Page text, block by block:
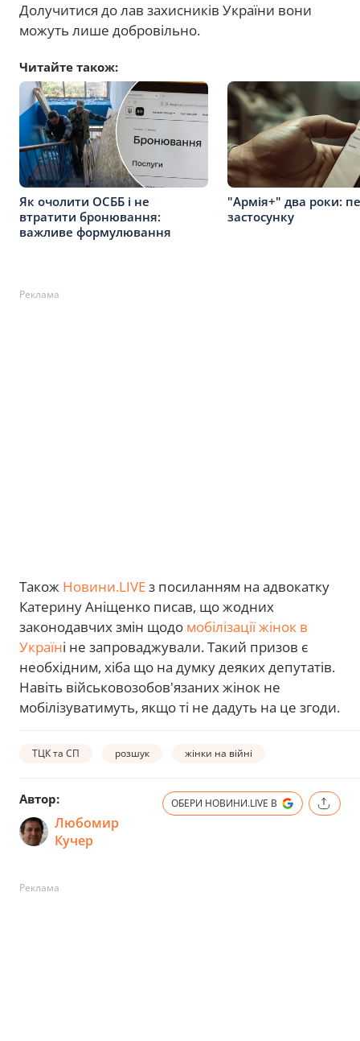
Долучитися до лав захисників України вони
можуть лише добровільно.
Читайте також:
Як очолити ОСББ і не
втратити бронювання:
важливе формулювання
"Армія+" два роки:
застосунку
Реклама
Також Новини.LIVEз посиланням на адвокатку
Катерину Аніщенко писав, що жодних
законодавчих змін щодо мобілізації жінок в
Україні не запроваджували. Такий призов є
необхідним, хіба що на думку деяких депутатів.
Навіть військовозобов'язаних жінок не
мобілізуватимуть, якщо ті не дадуть на це згоди.
ТЦК та СП розшук жінки на війні
Автор:
Любомир
Кучер
ОБЕРИ НОВИНИ.LIVE В
Реклама